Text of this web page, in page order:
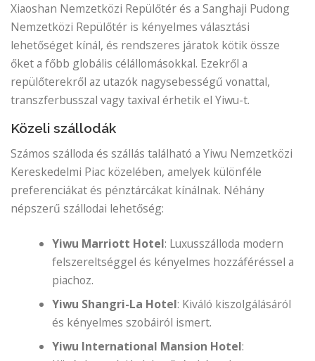
Xiaoshan Nemzetközi Repülőtér és a Sanghaji Pudong
Nemzetközi Repülőtér is kényelmes választási
lehetőséget kínál, és rendszeres járatok kötik össze
őket a főbb globális célállomásokkal. Ezekről a
repülőterekről az utazók nagysebességű vonattal,
transzferbusszal vagy taxival érhetik el Yiwu-t.
Közeli szállodák
Számos szálloda és szállás található a Yiwu Nemzetközi
Kereskedelmi Piac közelében, amelyek különféle
preferenciákat és pénztárcákat kínálnak. Néhány
népszerű szállodai lehetőség:
Yiwu Marriott Hotel: Luxusszálloda modern
felszereltséggel és kényelmes hozzáféréssel a
piachoz.
Yiwu Shangri-La Hotel: Kiváló kiszolgálásáról
és kényelmes szobáiról ismert.
Yiwu International Mansion Hotel: